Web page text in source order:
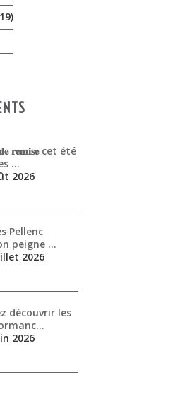
𝐫𝐞𝐦𝐢𝐬𝐞 cet été
…
2026
Pellenc
peigne …
2026
découvrir les
2026